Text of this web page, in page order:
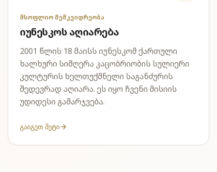
მსოფლიო მემკვიდრეობა
იუნესკოს აღიარება
2001 წლის 18 მაისს იუნესკომ ქართული
ხალხური სიმღერა კაცობრიობის სულიერი
კულტურის ხელთუქმნელი საგანძურის
შედევრად აღიარა. ეს იყო ჩვენი მისიის
უდიდესი გამარჯვება.
გაიგეთ მეტი